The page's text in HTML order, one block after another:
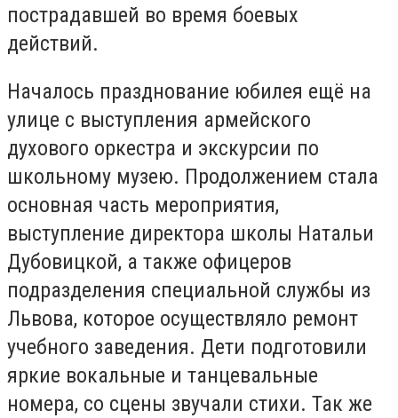
пострадавшей во время боевых
действий.
Началось празднование юбилея ещё на
улице с выступления армейского
духового оркестра и экскурсии по
школьному музею. Продолжением стала
основная часть мероприятия,
выступление директора школы Натальи
Дубовицкой, а также офицеров
подразделения специальной службы из
Львова, которое осуществляло ремонт
учебного заведения. Дети подготовили
яркие вокальные и танцевальные
номера, со сцены звучали стихи. Так же